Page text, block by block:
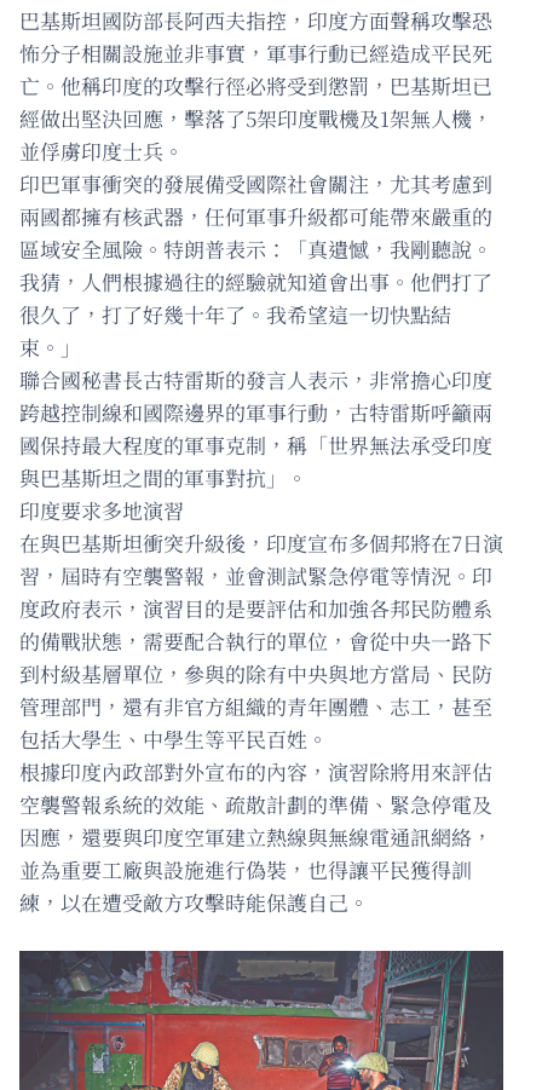
巴基斯坦國防部長阿西夫指控，印度方面聲稱攻擊恐
怖分子相關設施並非事實，軍事行動已經造成平民死
亡。他稱印度的攻擊行徑必將受到懲罰，巴基斯坦已
經做出堅決回應，擊落了5架印度戰機及1架無人機，
並俘虜印度士兵。
印巴軍事衝突的發展備受國際社會關注，尤其考慮到
兩國都擁有核武器，任何軍事升級都可能帶來嚴重的
區域安全風險。特朗普表示：「真遺憾，我剛聽說。
我猜，人們根據過往的經驗就知道會出事。他們打了
很久了，打了好幾十年了。我希望這一切快點結
束。」
聯合國秘書長古特雷斯的發言人表示，非常擔心印度
跨越控制線和國際邊界的軍事行動，古特雷斯呼籲兩
國保持最大程度的軍事克制，稱「世界無法承受印度
與巴基斯坦之間的軍事對抗」。
印度要求多地演習
在與巴基斯坦衝突升級後，印度宣布多個邦將在7日演
習，屆時有空襲警報，並會測試緊急停電等情況。印
度政府表示，演習目的是要評估和加強各邦民防體系
的備戰狀態，需要配合執行的單位，會從中央一路下
到村級基層單位，參與的除有中央與地方當局、民防
管理部門，還有非官方組織的青年團體、志工，甚至
包括大學生、中學生等平民百姓。
根據印度內政部對外宣布的內容，演習除將用來評估
空襲警報系統的效能、疏散計劃的準備、緊急停電及
因應，還要與印度空軍建立熱線與無線電通訊網絡，
並為重要工廠與設施進行偽裝，也得讓平民獲得訓
練，以在遭受敵方攻擊時能保護自己。